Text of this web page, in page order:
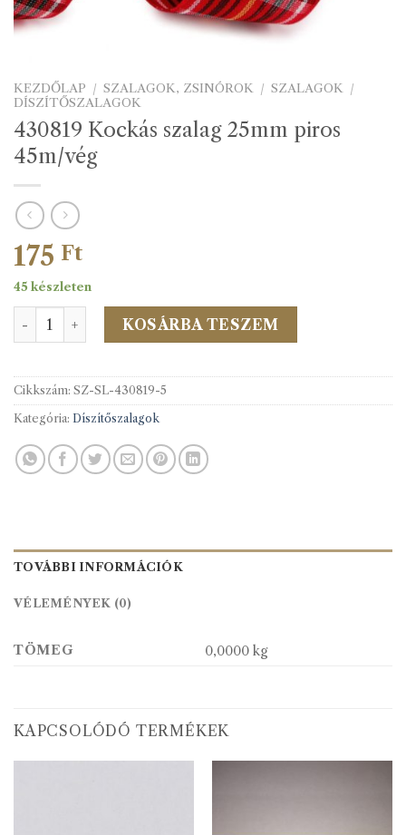
KEZDŐLAP / SZALAGOK, ZSINÓROK / SZALAGOK /
DÍSZÍTŐSZALAGOK
430819 Kockás szalag 25mm piros
45m/vég
175 Ft
45 készleten
430819 Kockás szalag 25mm piros 45m/vég mennyiség
KOSÁRBA TESZEM
Cikkszám: SZ-SL-430819-5
Kategória: Díszítőszalagok
TOVÁBBI INFORMÁCIÓK
VÉLEMÉNYEK (0)
TÖMEG 0,0000 kg
KAPCSOLÓDÓ TERMÉKEK